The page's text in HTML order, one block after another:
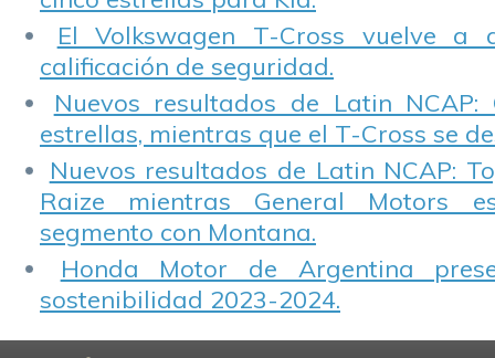
El Volkswagen T-Cross vuelve a
calificación de seguridad.
Nuevos resultados de Latin NCAP:
estrellas, mientras que el T-Cross se
Nuevos resultados de Latin NCAP:
Raize mientras General Motors
segmento con Montana.
Honda Motor de Argentina
sostenibilidad 2023-2024.